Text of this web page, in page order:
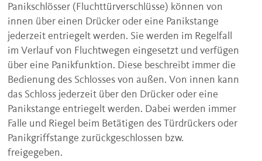
Panikschlösser (Fluchttürverschlüsse) können von
innen über einen Drücker oder eine Panikstange
jederzeit entriegelt werden. Sie werden im Regelfall
im Verlauf von Fluchtwegen eingesetzt und verfügen
über eine Panikfunktion. Diese beschreibt immer die
Bedienung des Schlosses von außen. Von innen kann
das Schloss jederzeit über den Drücker oder eine
Panikstange entriegelt werden. Dabei werden immer
Falle und Riegel beim Betätigen des Türdrückers oder
Panikgriffstange zurückgeschlossen bzw.
freigegeben.